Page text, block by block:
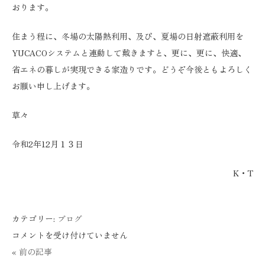
おります。
住まう程に、冬場の太陽熱利用、及び、夏場の日射遮蔽利用を
YUCACOシステムと連動して戴きますと、更に、更に、快適、
省エネの暮しが実現できる家造りです。どうぞ今後ともよろしく
お願い申し上げます。
草々
令和2年12月１３日
K・T
カテゴリー: ブログ
宿
泊
コメントを受け付けていません
« 前の記事